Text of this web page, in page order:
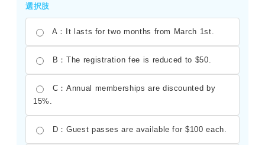
選択肢
A：It lasts for two months from March 1st.
B：The registration fee is reduced to $50.
C：Annual memberships are discounted by
15%.
D：Guest passes are available for $100 each.